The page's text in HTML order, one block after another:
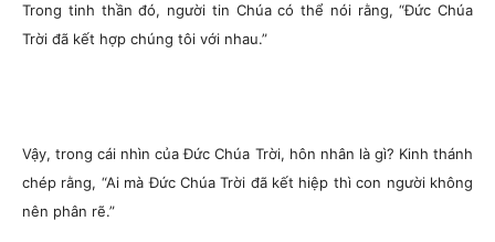
Trong tinh thần đó, người tin Chúa có thể nói rằng, “Đức Chúa
Trời đã kết hợp chúng tôi với nhau.”
Vậy, trong cái nhìn của Đức Chúa Trời, hôn nhân là gì? Kinh thánh
chép rằng, “Ai mà Đức Chúa Trời đã kết hiệp thì con người không
nên phân rẽ.”